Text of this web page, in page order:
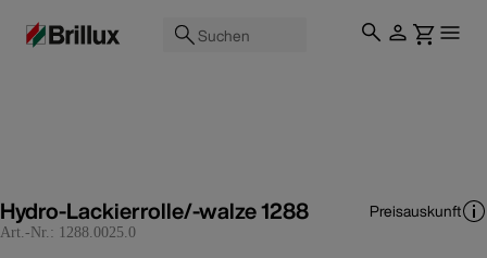
Suchen
Hydro-Lackierrolle/-walze 1288
Art.-Nr.: 1288.0025.0
Preisauskunft